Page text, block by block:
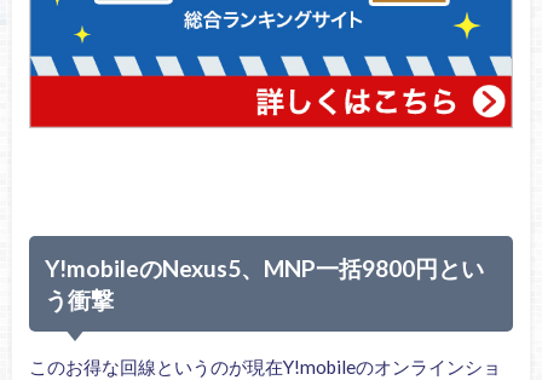
Y!mobileのNexus5、MNP一括9800円とい
う衝撃
このお得な回線というのが現在Y!mobileのオンラインショ